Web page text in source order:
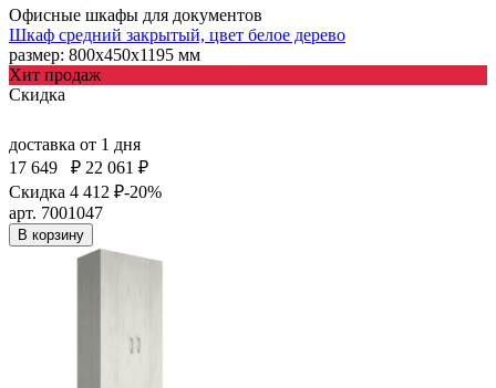
Офисные шкафы для документов
Шкаф средний закрытый, цвет белое дерево
размер: 800х450х1195 мм
Хит продаж
Скидка
доставка от 1 дня
17 649
₽ 22 061 ₽
Скидка 4 412 ₽-20%
арт. 7001047
В корзину